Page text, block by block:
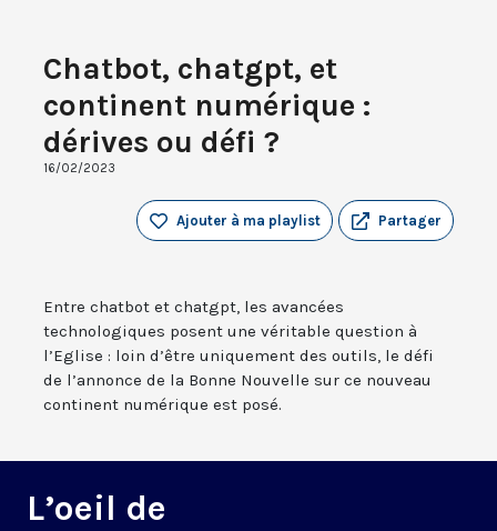
Chatbot, chatgpt, et
continent numérique :
dérives ou défi ?
16/02/2023
Partager
Ajouter à ma playlist
Entre chatbot et chatgpt, les avancées
technologiques posent une véritable question à
l’Eglise : loin d’être uniquement des outils, le défi
de l’annonce de la Bonne Nouvelle sur ce nouveau
continent numérique est posé.
L’oeil de